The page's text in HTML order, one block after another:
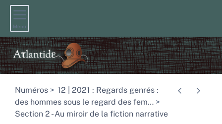
Menu
Numéros
12 | 2021 : Regards genrés :
des hommes sous le regard des fem…
Section 2 - Au miroir de la fiction narrative